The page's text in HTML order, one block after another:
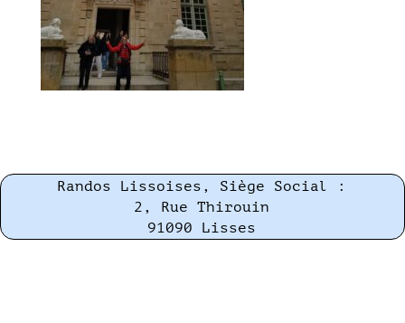
Randos Lissoises, Siège Social :
2, Rue Thirouin
91090 Lisses